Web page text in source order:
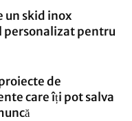
un skid inox
personalizat pentru
de
care îți pot salva